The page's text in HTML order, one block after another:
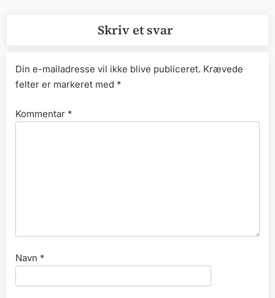
Skriv et svar
Din e-mailadresse vil ikke blive publiceret. Krævede
felter er markeret med *
Kommentar *
Navn *